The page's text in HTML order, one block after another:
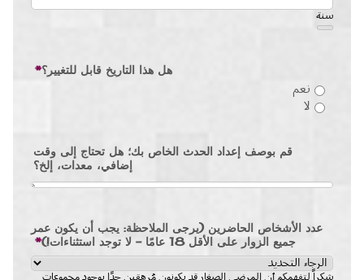
سنة
هل هذا التاريخ قابل للتغيير؟*
نعم
لا
قم بوصف إعداد الحدث الخاص بك؛ هل تحتاج إلى وقت
إضافي، معدات، إلخ؟
عدد الأشخاص الحاضرين (يرجى الملاحظة: يجب أن يكون عمر
جميع الزوار على الأقل 18 عامًا - لا توجد استثناءات!)
*
شكراً لتفهمكم أن المرضى الصغار قد يكونون مُرهقين جدًا بوجود مجموعات